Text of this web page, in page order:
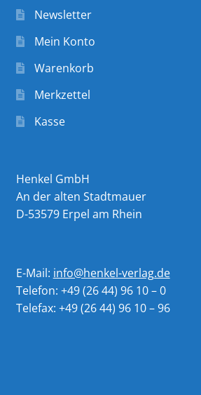
Newsletter
Mein Konto
Warenkorb
Merkzettel
Kasse
Henkel GmbH
An der alten Stadtmauer
D-53579 Erpel am Rhein
E-Mail: info@henkel-verlag.de
Telefon: +49 (26 44) 96 10 – 0
Telefax: +49 (26 44) 96 10 – 96